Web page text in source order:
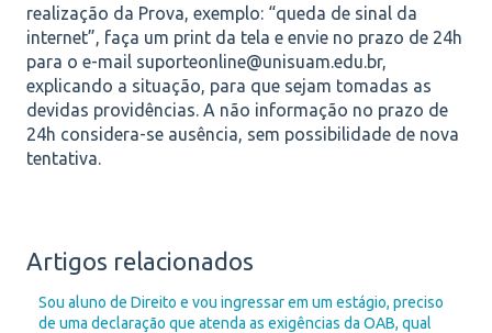
realização da Prova, exemplo: “queda de sinal da
internet”, faça um print da tela e envie no prazo de 24h
para o e-mail suporteonline@unisuam.edu.br,
explicando a situação, para que sejam tomadas as
devidas providências. A não informação no prazo de
24h considera-se ausência, sem possibilidade de nova
tentativa.
Artigos relacionados
Sou aluno de Direito e vou ingressar em um estágio, preciso
de uma declaração que atenda as exigências da OAB, qual